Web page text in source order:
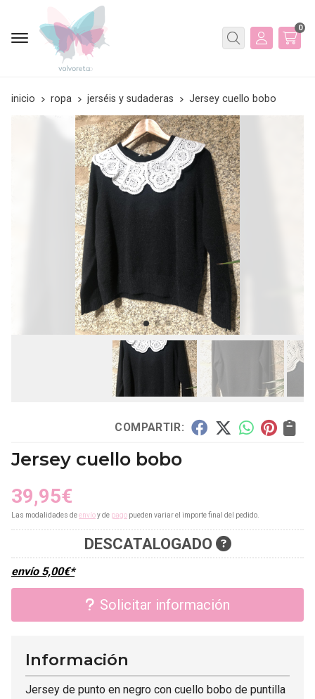
Buscar
0
inicio ropa jerséis y sudaderas Jersey cuello bobo
COMPARTIR:
Jersey cuello bobo
39,95€
Las modalidades deenvíoy de pago pueden variar el importe final del pedido.
DESCATALOGADO
envío 5,00€*
Solicitar información
Información
Jersey de punto en negro con cuello bobo de puntilla